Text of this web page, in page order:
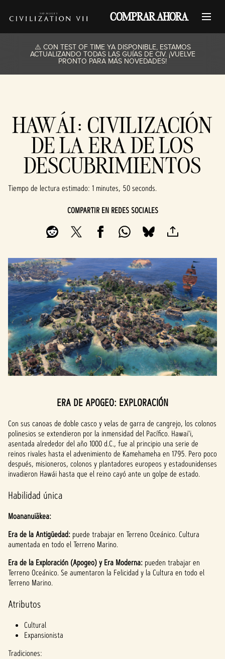
COMPRAR AHORA
⚠️ CON TEST OF TIME YA DISPONIBLE, ESTAMOS
ACTUALIZANDO TODAS LAS GUÍAS DE CIV. ¡VUELVE
PRONTO PARA MÁS NOVEDADES!
HAWÁI: CIVILIZACIÓN
DE LA ERA DE LOS
DESCUBRIMIENTOS
Tiempo de lectura estimado 1 minutes, 50 seconds
COMPARTIR EN REDES SOCIALES
ERA DE APOGEO: EXPLORACIÓN
Con sus canoas de doble casco y velas de garra de cangrejo, los colonos
polinesios se extendieron por la inmensidad del Pacífico. Hawai'i,
asentada alrededor del año 1000 d.C., fue al principio una serie de
reinos rivales hasta el advenimiento de Kamehameha en 1795. Pero poco
después, misioneros, colonos y plantadores europeos y estadounidenses
invadieron Hawái hasta que el reino cayó ante un golpe de estado.
Habilidad única
Moananuiākea:
Era de la Antigüedad: puede trabajar en Terreno Oceánico. Cultura
aumentada en todo el Terreno Marino.
Era de la Exploración (Apogeo) y Era Moderna: pueden trabajar en
Terreno Oceánico. Se aumentaron la Felicidad y la Cultura en todo el
Terreno Marino.
Atributos
Cultural
Expansionista
Tradiciones: